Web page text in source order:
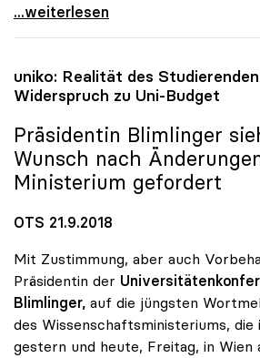
Meisterprüfung: uniko warnt vor
...weiterlesen
uniko: Realität des
Widerspruch zu Uni-Budget
Präsidentin Blimlinger
Wunsch nach
Ministerium gefordert
OTS 21.9.2018
Mit Zustimmung, aber auch
Präsidentin der
Blimlinger, auf die jüngsten
des Wissenschaftsministeriums, die
gestern und heute, Freitag, in Wien